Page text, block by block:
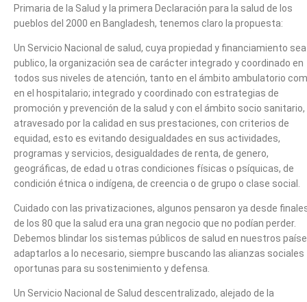
Primaria de la Salud y la primera Declaración para la salud de los
pueblos del 2000 en Bangladesh, tenemos claro la propuesta:
Un Servicio Nacional de salud, cuya propiedad y financiamiento sea
publico, la organización sea de carácter integrado y coordinado en
todos sus niveles de atención, tanto en el ámbito ambulatorio
en el hospitalario; integrado y coordinado con estrategias de
promoción y prevención de la salud y con el ámbito socio sanitario,
atravesado por la calidad en sus prestaciones, con criterios de
equidad, esto es evitando desigualdades en sus actividades,
programas y servicios, desigualdades de renta, de genero,
geográficas, de edad u otras condiciones físicas o psíquicas, de
condición étnica o indígena, de creencia o de grupo o clase social.
Cuidado con las privatizaciones, algunos pensaron ya desde
de los 80 que la salud era una gran negocio que no podían perder.
Debemos blindar los sistemas públicos de salud en nuestros
adaptarlos a lo necesario, siempre buscando las alianzas sociales
oportunas para su sostenimiento y defensa.
Un Servicio Nacional de Salud descentralizado, alejado de la